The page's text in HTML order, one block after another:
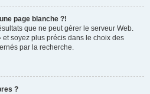
page blanche ?!
que ne peut gérer le serveur Web.
soyez plus précis dans le choix des
par la recherche.
?